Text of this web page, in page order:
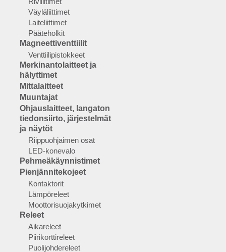
Väyläliittimet
Laiteliittimet
Pääteholkit
Magneettiventtiilit
Venttiilipistokkeet
Merkinantolaitteet ja
hälyttimet
Mittalaitteet
Muuntajat
Ohjauslaitteet, langaton
tiedonsiirto, järjestelmät
ja näytöt
Riippuohjaimen osat
LED-konevalo
Pehmeäkäynnistimet
Pienjännitekojeet
Kontaktorit
Lämpöreleet
Moottorisuojakytkimet
Releet
Aikareleet
Piirikorttireleet
Puolijohdereleet